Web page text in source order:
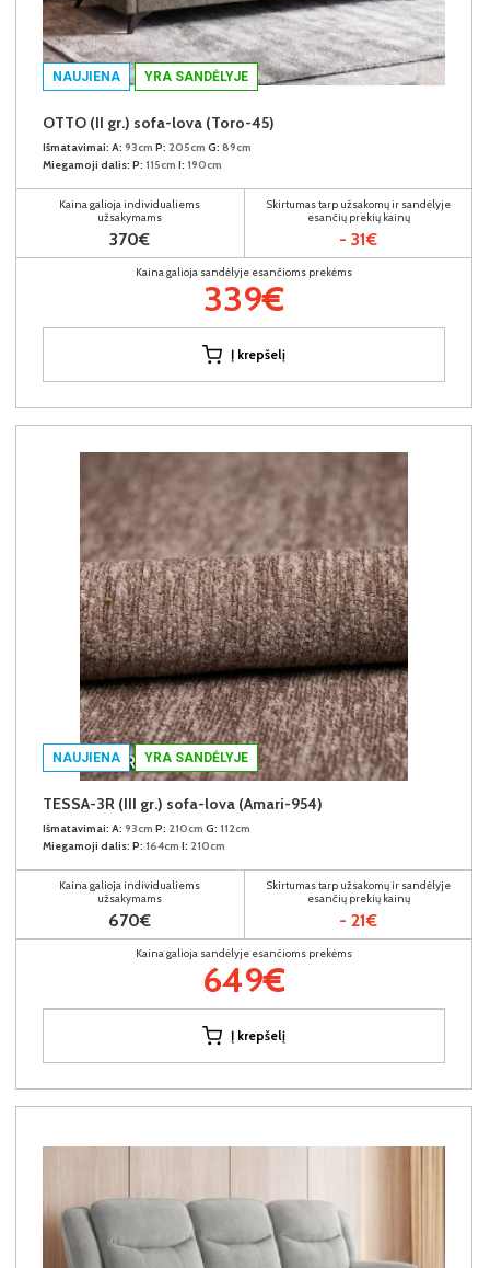
NAUJIENA YRA SANDĖLYJE
OTTO (II gr.) sofa-lova (Toro-45)
Išmatavimai: A: 93cm P: 205cm G: 89cm
Miegamoji dalis: P: 115cm I: 190cm
Kaina galioja individualiems
užsakymams
370€
Skirtumas tarp užsakomų ir sandėlyje
esančių prekių kainų
- 31€
Kaina galioja sandėlyje esančioms prekėms
339€
Į krepšelį
NAUJIENA YRA SANDĖLYJE
TESSA-3R (III gr.) sofa-lova (Amari-954)
Išmatavimai: A: 93cm P: 210cm G: 112cm
Miegamoji dalis: P: 164cm I: 210cm
Kaina galioja individualiems
užsakymams
670€
Skirtumas tarp užsakomų ir sandėlyje
esančių prekių kainų
- 21€
Kaina galioja sandėlyje esančioms prekėms
649€
Į krepšelį